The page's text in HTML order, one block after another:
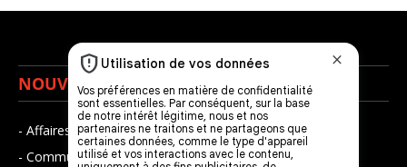
NOUVELLES
- Affaires municipales
- Communauté / Social
MUSIQUE
- Décompte franco
- Joué récemment